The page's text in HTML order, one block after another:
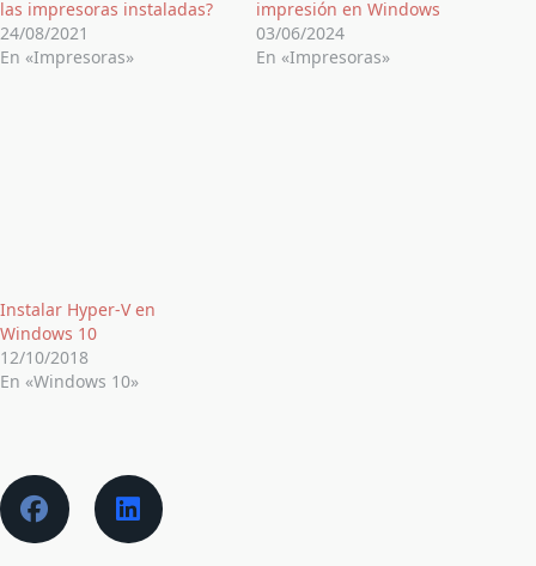
las impresoras instaladas?
24/08/2021
En «Impresoras»
impresión en Windows
03/06/2024
En «Impresoras»
Instalar Hyper-V en
Windows 10
12/10/2018
En «Windows 10»